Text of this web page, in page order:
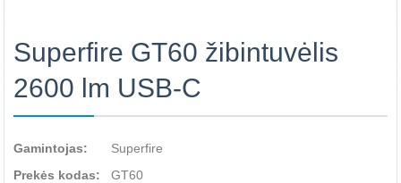
Superfire GT60 žibintuvėlis
2600 lm USB-C
Gamintojas:
Superfire
Prekės kodas:
GT60